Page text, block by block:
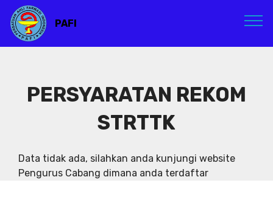
PAFI
PERSYARATAN REKOM
STRTTK
Data tidak ada, silahkan anda kunjungi website
Pengurus Cabang dimana anda terdaftar